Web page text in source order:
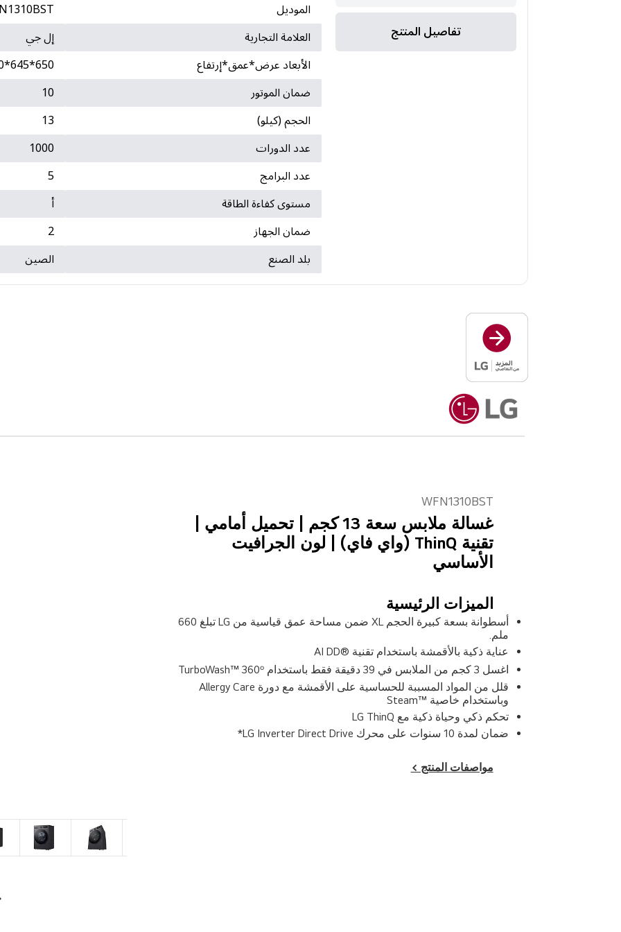
تفاصيل المنتج
الموديل
العلامة التجارية
إل جي
الأبعاد عرض*عمق*إرتفاع
650*645*950
ضمان الموتور
10
الحجم (كيلو)
13
عدد الدورات
1000
عدد البرامج
5
مستوى كفاءة الطاقة
أ
ضمان الجهاز
2
بلد الصنع
الصين
WFN1310BST
غسالة ملابس سعة 13 كجم | تحميل أمامي |
تقنية ThinQ (واي فاي) | لون الجرافيت
الأساسي
الميزات الرئيسية
أسطوانة بسعة كبيرة الحجم XL ضمن مساحة عمق قياسية من LG تبلغ 660
ملم.
عناية ذكية بالأقمشة باستخدام تقنية ®AI DD
اغسل 3 كجم من الملابس في 39 دقيقة فقط باستخدام TurboWash™ 360ᵒ
قلل من المواد المسببة للحساسية على الأقمشة مع دورة Allergy Care
وباستخدام خاصية ™Steam
تحكم ذكي وحياة ذكية مع LG ThinQ
ضمان لمدة 10 سنوات على محرك LG Inverter Direct Drive*
مواصفات المنتج >